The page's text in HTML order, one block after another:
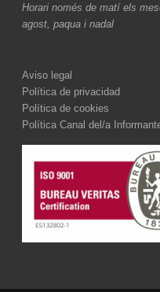
Horari només de matí els
agost, paqua i nadal
Aviso legal
Política de privacidad
Política de cookies
Política Canal del/a